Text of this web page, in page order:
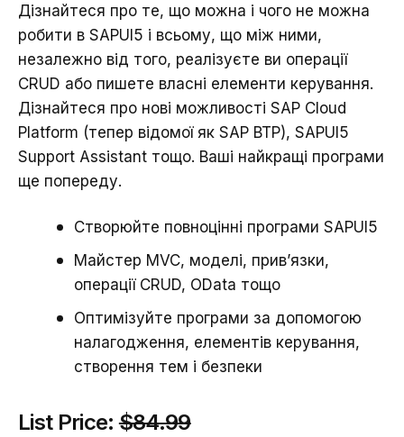
Дізнайтеся про те, що можна і чого не можна
робити в SAPUI5 і всьому, що між ними,
незалежно від того, реалізуєте ви операції
CRUD або пишете власні елементи керування.
Дізнайтеся про нові можливості SAP Cloud
Platform (тепер відомої як SAP BTP), SAPUI5
Support Assistant тощо. Ваші найкращі програми
ще попереду.
Створюйте повноцінні програми SAPUI5
Майстер MVC, моделі, прив’язки,
операції CRUD, OData тощо
Оптимізуйте програми за допомогою
налагодження, елементів керування,
створення тем і безпеки
List Price:$84.99